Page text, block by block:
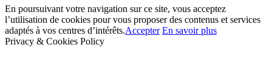
En poursuivant votre navigation sur ce site, vous acceptez
l’utilisation de cookies pour vous proposer des contenus et services
adaptés à vos centres d’intérêts.Accepter En savoir plus
Privacy & Cookies Policy